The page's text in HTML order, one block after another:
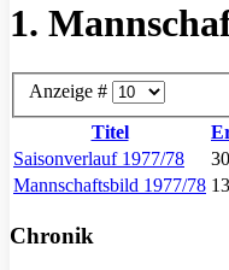
1.
Anzeige #
Titel
Saisonverlauf 1977/78
Mannschaftsbild 1977/78
Chronik